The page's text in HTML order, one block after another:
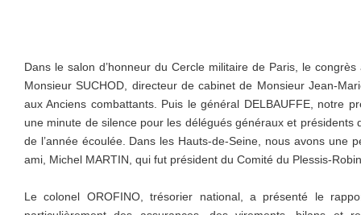
Dans le salon d’honneur du Cercle militaire de Paris, le
Monsieur SUCHOD, directeur de cabinet de Monsieur Jean-
aux Anciens combattants. Puis le général DELBAUFFE, notre
une minute de silence pour les délégués généraux et présidents
de l’année écoulée. Dans les Hauts-de-Seine, nous avons une
ami, Michel MARTIN, qui fut président du Comité du Plessis-
Le colonel OROFINO, trésorier national, a présenté le